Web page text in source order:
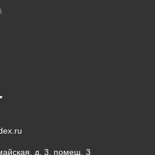
д. 3, помещ. 3